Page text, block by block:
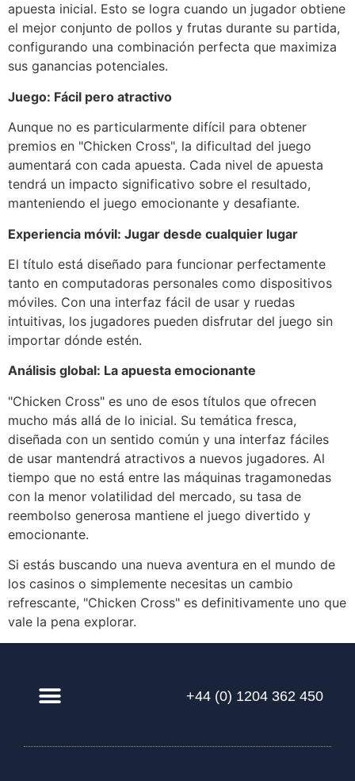
apuesta inicial. Esto se logra cuando un jugador obtiene
el mejor conjunto de pollos y frutas durante su partida,
configurando una combinación perfecta que maximiza
sus ganancias potenciales.
Juego: Fácil pero atractivo
Aunque no es particularmente difícil para obtener
premios en "Chicken Cross", la dificultad del juego
aumentará con cada apuesta. Cada nivel de apuesta
tendrá un impacto significativo sobre el resultado,
manteniendo el juego emocionante y desafiante.
Experiencia móvil: Jugar desde cualquier lugar
El título está diseñado para funcionar perfectamente
tanto en computadoras personales como dispositivos
móviles. Con una interfaz fácil de usar y ruedas
intuitivas, los jugadores pueden disfrutar del juego sin
importar dónde estén.
Análisis global: La apuesta emocionante
"Chicken Cross" es uno de esos títulos que ofrecen
mucho más allá de lo inicial. Su temática fresca,
diseñada con un sentido común y una interfaz fáciles
de usar mantendrá atractivos a nuevos jugadores. Al
tiempo que no está entre las máquinas tragamonedas
con la menor volatilidad del mercado, su tasa de
reembolso generosa mantiene el juego divertido y
emocionante.
Si estás buscando una nueva aventura en el mundo de
los casinos o simplemente necesitas un cambio
refrescante, "Chicken Cross" es definitivamente uno que
vale la pena explorar.
+44 (0) 1204 362 450